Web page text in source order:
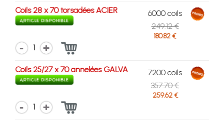
Coils 28 x 70 torsadées ACIER
6000 coils
249.12 €
180.82 €
1
Coils 25/27 x 70 annelées GALVA
7200 coils
357.70 €
259.62 €
1